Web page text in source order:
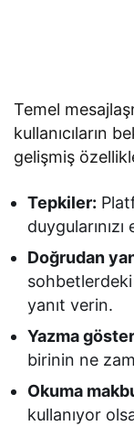
Temel
kullanıcıların
gelişmiş
Tepkiler:
Doğrudan
yanıt verin.
Yazma
birinin ne
Okuma
kullanıyor